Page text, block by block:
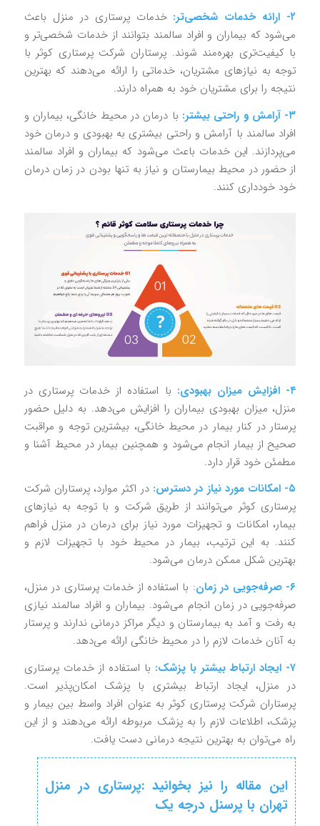
۲- ارائه خدمات شخصی‌تر:
خدمات پرستاری در منزل باعث
می‌شود که بیماران و افراد سالمند بتوانند از خدمات شخصی‌تر و
با کیفیت‌تری بهره‌مند شوند. پرستاران شرکت پرستاری کوثر با
توجه به نیازهای مشتریان، خدماتی را ارائه می‌دهند که بهترین
نتیجه را برای مشتریان خود به همراه دارند.
۳- آرامش و راحتی بیشتر:
با درمان در محیط خانگی، بیماران و
افراد سالمند با آرامش و راحتی بیشتری به بهبودی و درمان خود
می‌پردازند. این خدمات باعث می‌شود که بیماران و افراد سالمند
از حضور در محیط بیمارستان و نیاز به تنها بودن در زمان درمان
خود خودداری کنند.
۴- افزایش میزان بهبودی:
با استفاده از خدمات پرستاری در
منزل، میزان بهبودی بیماران را افزایش می‌دهد. به دلیل حضور
پرستار در کنار بیمار در محیط خانگی، بیشترین توجه و مراقبت
صحیح از بیمار انجام می‌شود و همچنین بیمار در محیط آشنا و
مطمئن خود قرار دارد.
۵- امکانات مورد نیاز در دسترس:
در اکثر موارد، پرستاران شرکت
پرستاری کوثر می‌توانند از طریق شرکت و با توجه به نیازهای
بیمار، امکانات و تجهیزات مورد نیاز برای درمان در منزل فراهم
کنند. به این ترتیب، بیمار در محیط خود با تجهیزات لازم و
بهترین شکل ممکن درمان می‌شود.
۶- صرفه‌جویی در زمان
: با استفاده از خدمات پرستاری در منزل،
صرفه‌جویی در زمان انجام می‌شود. بیماران و افراد سالمند نیازی
به رفت و آمد به بیمارستان و دیگر مراکز درمانی ندارند و پرستار
به آنان خدمات لازم را در محیط خانگی ارائه می‌دهد.
۷- ایجاد ارتباط بیشتر با پزشک:
با استفاده از خدمات پرستاری
در منزل، ایجاد ارتباط بیشتری با پزشک امکان‌پذیر است.
پرستاران شرکت پرستاری کوثر به عنوان افراد واسط بین بیمار و
پزشک، اطلاعات لازم را به پزشک مربوطه ارائه می‌دهند و از این
راه می‌توان به بهترین نتیجه درمانی دست یافت.
این مقاله را نیز بخوانید :‌پرستاری در منزل
تهران با پرسنل درجه یک